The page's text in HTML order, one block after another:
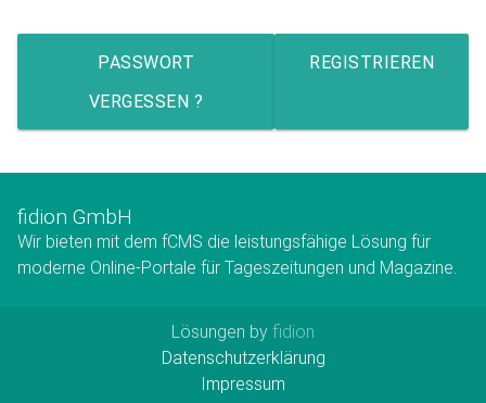
PASSWORT
VERGESSEN ?
REGISTRIEREN
fidion GmbH
Wir bieten mit dem fCMS die leistungsfähige Lösung für
moderne Online-Portale für Tageszeitungen und Magazine.
Lösungen by fidion
Datenschutzerklärung
Impressum